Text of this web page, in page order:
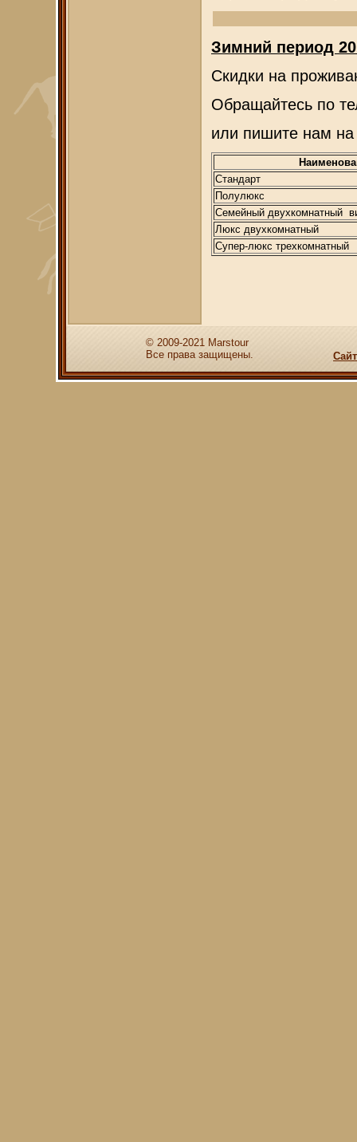
Зимний период
Скидки на
Обращайтесь по
или пишите нам на
Стандарт
Полулюкс
Семейный двухкомнатный
Люкс двухкомнатный
Супер-люкс трехкомнатный
© 2009-2021 Marstour
Все права защищены.